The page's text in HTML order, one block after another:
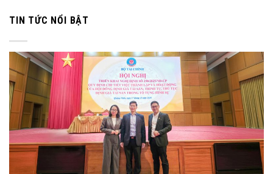
TIN TỨC NỔI BẬT